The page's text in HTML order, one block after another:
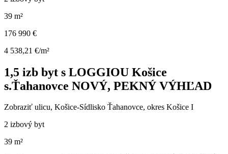
39 m²
176 990 €
4 538,21 €/m²
1,5 izb byt s LOGGIOU Košice
s.Ťahanovce NOVÝ, PEKNÝ VÝHĽAD
Zobraziť ulicu, Košice-Sídlisko Ťahanovce, okres Košice I
2 izbový byt
39 m²